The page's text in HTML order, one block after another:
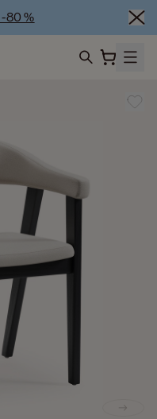
80 %
– Visitez nos
minimum 2 meubles